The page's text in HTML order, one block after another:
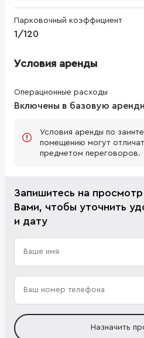
Парковочный коэффициент
1/120
Условия аренды
Операционные расходы
Включены в базовую
Условия аренды по
помещению могут
предметом переговоров.
Запишитесь на
Вами, чтобы уточнить
и дату
Назначить